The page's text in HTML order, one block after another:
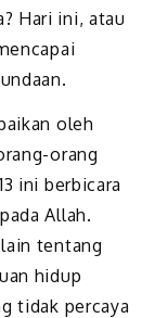
Hari ini, atau
oleh
orang
ini berbicara
Allah.
tentang
hidup
tidak percaya